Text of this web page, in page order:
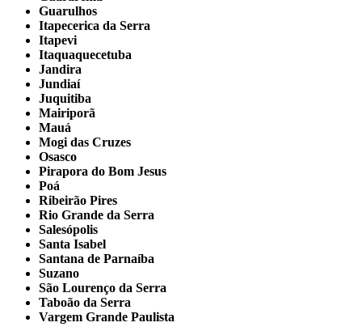
Guarulhos
Itapecerica da Serra
Itapevi
Itaquaquecetuba
Jandira
Jundiaí
Juquitiba
Mairiporã
Mauá
Mogi das Cruzes
Osasco
Pirapora do Bom Jesus
Poá
Ribeirão Pires
Rio Grande da Serra
Salesópolis
Santa Isabel
Santana de Parnaíba
Suzano
São Lourenço da Serra
Taboão da Serra
Vargem Grande Paulista